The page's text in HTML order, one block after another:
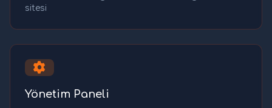
sitesi
Yönetim Paneli